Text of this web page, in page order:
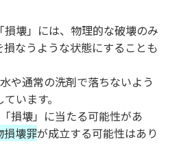
損壊」には、物理的な破壊のみ
なうような状態にすることも
や通常の洗剤で落ちないよう
います。
損壊」に当たる可能性があ
損壊罪が成立する可能性はあり